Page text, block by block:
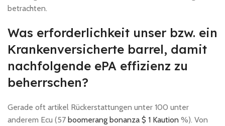
betrachten.
Was erforderlichkeit unser bzw. ein
Krankenversicherte barrel, damit
nachfolgende ePA effizienz zu
beherrschen?
Gerade oft artikel Rückerstattungen unter 100 unter
anderem Ecu (57 boomerang bonanza $ 1 Kaution %). Von